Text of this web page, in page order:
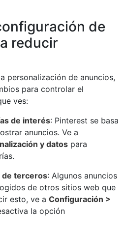
de
reducir
personalización de anuncios,
para controlar el
ves:
de interés: Pinterest se basa
anuncios. Ve a
y datos para
de terceros: Algunos anuncios
de otros sitios web que
esto, ve a Configuración >
la opción